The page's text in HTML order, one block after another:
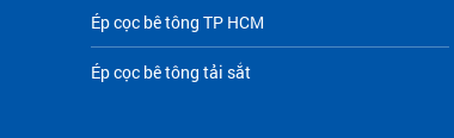
Ép cọc bê tông TP HCM
Ép cọc bê tông tải sắt